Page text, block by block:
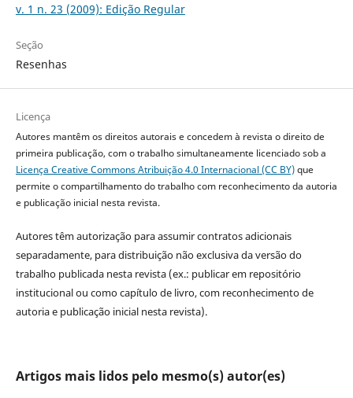
v. 1 n. 23 (2009): Edição Regular
Seção
Resenhas
Licença
Autores mantêm os direitos autorais e concedem à revista o direito de
primeira publicação, com o trabalho simultaneamente licenciado sob a
Licença Creative Commons Atribuição 4.0 Internacional (CC BY)que
permite o compartilhamento do trabalho com reconhecimento da autoria
e publicação inicial nesta revista.
Autores têm autorização para assumir contratos adicionais
separadamente, para distribuição não exclusiva da versão do
trabalho publicada nesta revista (ex.: publicar em repositório
institucional ou como capítulo de livro, com reconhecimento de
autoria e publicação inicial nesta revista).
Artigos mais lidos pelo mesmo(s) autor(es)